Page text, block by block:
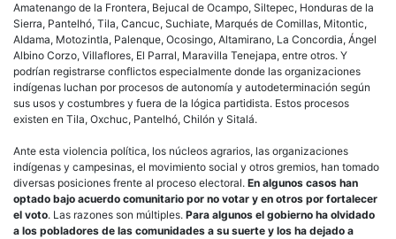
Amatenango de la Frontera, Bejucal de Ocampo, Siltepec, Honduras de la
Sierra, Pantelhó, Tila, Cancuc, Suchiate, Marqués de Comillas, Mitontic,
Aldama, Motozintla, Palenque, Ocosingo, Altamirano, La Concordia, Ángel
Albino Corzo, Villaflores, El Parral, Maravilla Tenejapa, entre otros. Y
podrían registrarse conflictos especialmente donde las organizaciones
indígenas luchan por procesos de autonomía y autodeterminación según
sus usos y costumbres y fuera de la lógica partidista. Estos procesos
existen en Tila, Oxchuc, Pantelhó, Chilón y Sitalá.
Ante esta violencia política, los núcleos agrarios, las organizaciones
indígenas y campesinas, el movimiento social y otros gremios, han tomado
diversas posiciones frente al proceso electoral. En algunos casos han
optado bajo acuerdo comunitario por no votar y en otros por fortalecer
el voto. Las razones son múltiples. Para algunos el gobierno ha olvidado
a los pobladores de las comunidades a su suerte y los ha dejado a